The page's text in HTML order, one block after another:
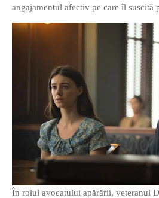
angajamentul afectiv pe care îl suscită
În rolul avocatului apărării, veteranul